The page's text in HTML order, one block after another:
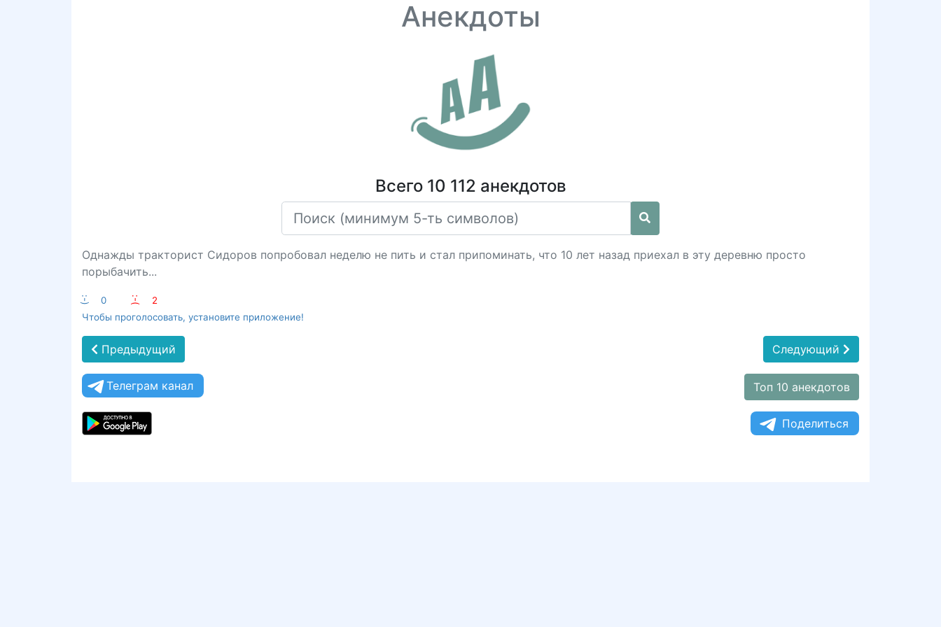
Анекдоты
Всего 10 112 анекдотов
Однажды тракторист Сидоров попробовал неделю не пить и стал припоминать, что 10 лет назад приехал в эту деревню просто
порыбачить...
:-) 0 :-(
2
Чтобы проголосовать, установите приложение!
Предыдущий Следующий
Телеграм канал Топ 10 анекдотов
Поделиться